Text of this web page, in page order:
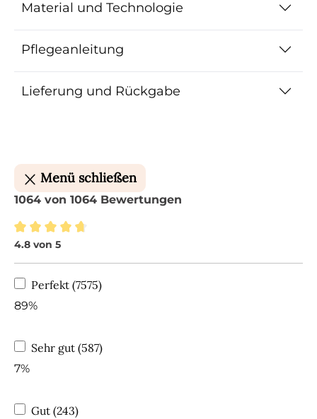
Material und Technologie
Pflegeanleitung
Lieferung und Rückgabe
Menü schließen
1064 von 1064 Bewertungen
Durchschnittliche Bewertung von 4.8 von 5
4.8 von 5
Perfekt (7575)
89%
Sehr gut (587)
7%
Gut (243)